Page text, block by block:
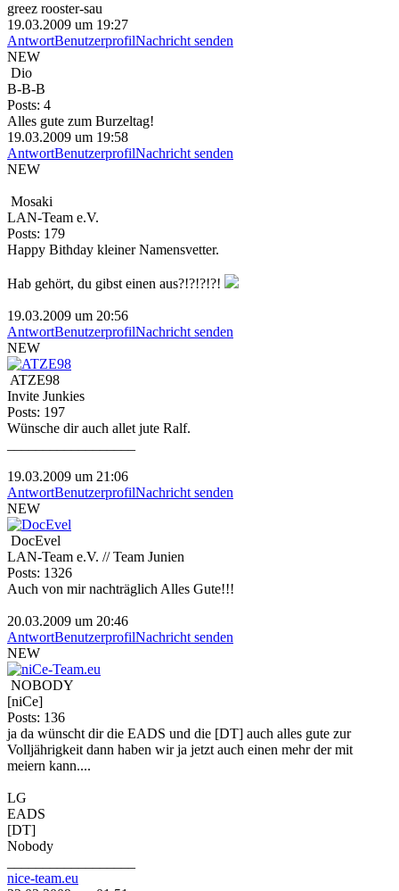
greez rooster-sau
19.03.2009 um 19:27
AntwortBenutzerprofilNachricht senden
NEW
Dio
B-B-B
Posts: 4
Alles gute zum Burzeltag!
19.03.2009 um 19:58
AntwortBenutzerprofilNachricht senden
NEW
Mosaki
LAN-Team e.V.
Posts: 179
Happy Bithday kleiner Namensvetter.
Hab gehört, du gibst einen aus?!?!?!?!
19.03.2009 um 20:56
AntwortBenutzerprofilNachricht senden
NEW
ATZE98
Invite Junkies
Posts: 197
Wünsche dir auch allet jute Ralf.
19.03.2009 um 21:06
AntwortBenutzerprofilNachricht senden
NEW
DocEvel
LAN-Team e.V. // Team Junien
Posts: 1326
Auch von mir nachträglich Alles Gute!!!
20.03.2009 um 20:46
AntwortBenutzerprofilNachricht senden
NEW
NOBODY
[niCe]
Posts: 136
ja da wünscht dir die EADS und die [DT] auch alles gute zur
Volljährigkeit dann haben wir ja jetzt auch einen mehr der mit
meiern kann....
LG
EADS
[DT]
Nobody
nice-team.eu